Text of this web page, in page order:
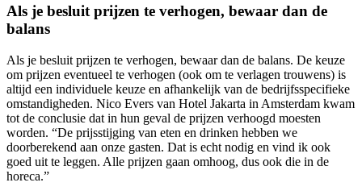
Als je besluit prijzen te verhogen, bewaar dan de
balans
Als je besluit prijzen te verhogen, bewaar dan de balans. De keuze
om prijzen eventueel te verhogen (ook om te verlagen trouwens) is
altijd een individuele keuze en afhankelijk van de bedrijfsspecifieke
omstandigheden. Nico Evers van Hotel Jakarta in Amsterdam kwam
tot de conclusie dat in hun geval de prijzen verhoogd moesten
worden. “De prijsstijging van eten en drinken hebben we
doorberekend aan onze gasten. Dat is echt nodig en vind ik ook
goed uit te leggen. Alle prijzen gaan omhoog, dus ook die in de
horeca.”